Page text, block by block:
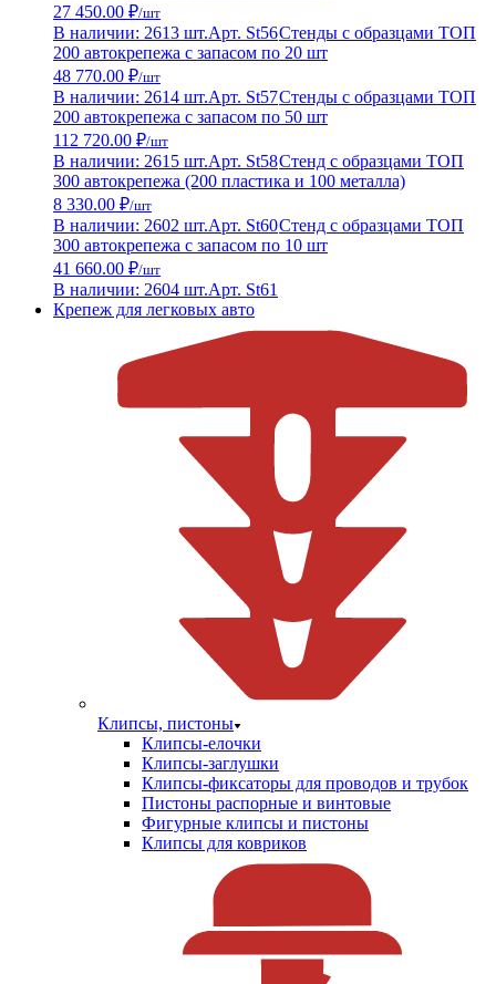
27 450.00 ₽/шт
В наличии: 2613 шт.Арт. St56Стенды с образцами ТОП
200 автокрепежа с запасом по 20 шт
48 770.00 ₽/шт
В наличии: 2614 шт.Арт. St57Стенды с образцами ТОП
200 автокрепежа с запасом по 50 шт
112 720.00 ₽/шт
В наличии: 2615 шт.Арт. St58Стенд с образцами ТОП
300 автокрепежа (200 пластика и 100 металла)
8 330.00 ₽/шт
В наличии: 2602 шт.Арт. St60Стенд с образцами ТОП
300 автокрепежа с запасом по 10 шт
41 660.00 ₽/шт
В наличии: 2604 шт.Арт. St61
Крепеж для легковых авто
Клипсы, пистоны
Клипсы-елочки
Клипсы-заглушки
Клипсы-фиксаторы для проводов и трубок
Пистоны распорные и винтовые
Фигурные клипсы и пистоны
Клипсы для ковриков